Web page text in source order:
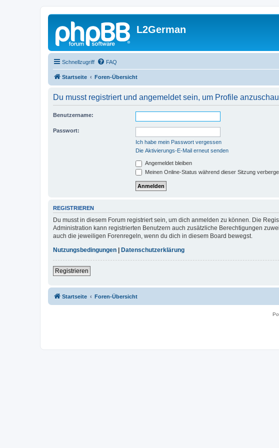
L2German
Schnellzugriff FAQ
Startseite Foren-Übersicht
Du musst registriert und angemeldet sein, um Profile
Benutzername:
Passwort:
Ich habe mein Passwort vergessen
Die Aktivierungs-E-Mail erneut senden
Angemeldet bleiben
Meinen Online-Status während dieser Sitzung
REGISTRIEREN
Du musst in diesem Forum registriert sein, um dich anmelden zu können. Die
Administration kann registrierten Benutzern auch zusätzliche Berechtigungen
auch die jeweiligen Forenregeln, wenn du dich in diesem Board bewegst.
Nutzungsbedingungen | Datenschutzerklärung
Registrieren
Startseite Foren-Übersicht